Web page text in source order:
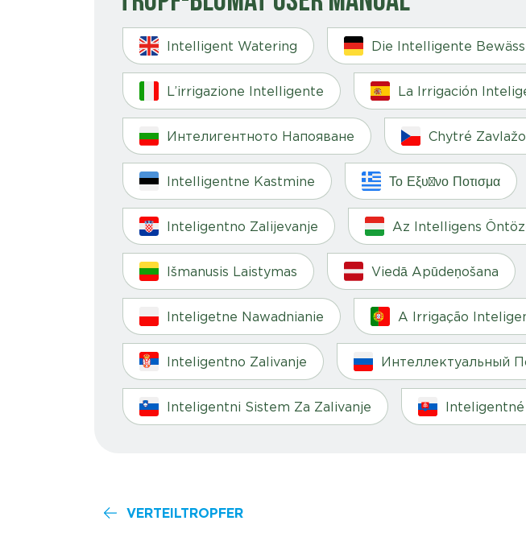
Intelligent Watering Die Intelligente
L’irrigazione Intelligente La Irrigación
Интелигентното Напояване Chytré
Intelligentne Kastmine Το Εξυπνο Ποτισμα
Inteligentno Zalijevanje Az Intelligens
Išmanusis Laistymas Viedā Apūdeņošana
Inteligetne Nawadnianie A Irrigação
Inteligentno Zalivanje Интеллектуальный
Inteligentni Sistem Za Zalivanje Inteligentné
VERTEILTROPFER